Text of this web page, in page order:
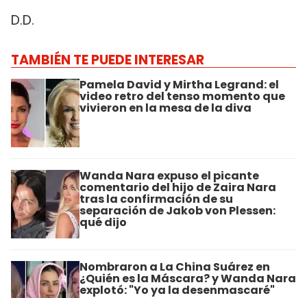
D.D.
TAMBIÉN TE PUEDE INTERESAR
Pamela David y Mirtha Legrand: el
video retro del tenso momento que
vivieron en la mesa de la diva
Wanda Nara expuso el picante
comentario del hijo de Zaira Nara
tras la confirmación de su
separación de Jakob von Plessen:
qué dijo
Nombraron a La China Suárez en
¿Quién es la Máscara? y Wanda Nara
explotó: "Yo ya la desenmascaré"